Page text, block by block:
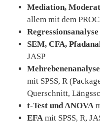
Mediation,
allem mit dem
Regressionsanalyse
SEM, CFA,
JASP
mit SPSS, R
Querschnitt,
t-Test und ANOVA
EFA mit SPSS, R,